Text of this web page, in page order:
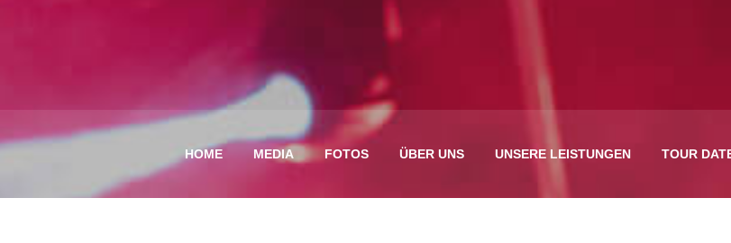
HOME MEDIA FOTOS ÜBER UNS UNSERE LEISTUNGEN TOUR